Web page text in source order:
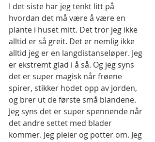
I det siste har jeg tenkt litt på
hvordan det må være å være en
plante i huset mitt. Det tror jeg ikke
alltid er så greit. Det er nemlig ikke
alltid jeg er en langdistanseløper. Jeg
er ekstremt glad i å så. Og jeg syns
det er super magisk når frøene
spirer, stikker hodet opp av jorden,
og brer ut de første små blandene.
Jeg syns det er super spennende når
det andre settet med blader
kommer. Jeg pleier og potter om. Jeg